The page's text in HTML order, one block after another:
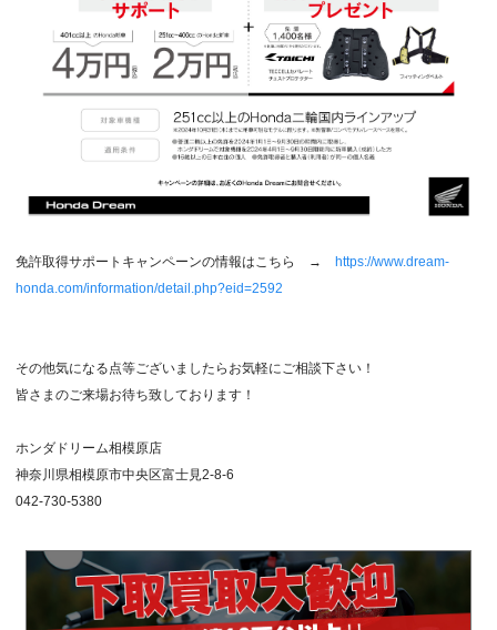
免許取得サポートキャンペーンの情報はこちら →
https://www.dream-
honda.com/information/detail.php?eid=2592
その他気になる点等ございましたらお気軽にご相談下さい！
皆さまのご来場お待ち致しております！
ホンダドリーム相模原店
神奈川県相模原市中央区富士見2-8-6
042-730-5380